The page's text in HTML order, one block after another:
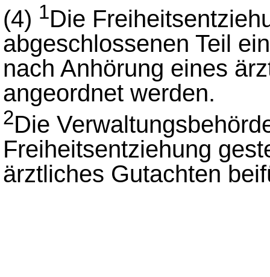
(4) 1Die
abgeschlossenen Teil
nach Anhörung eines
angeordnet werden.
2Die
Freiheitsentziehung
ärztliches Gutachten